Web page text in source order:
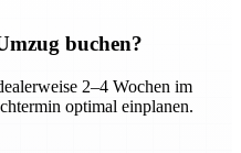
buchen?
2–4 Wochen im
optimal einplanen.